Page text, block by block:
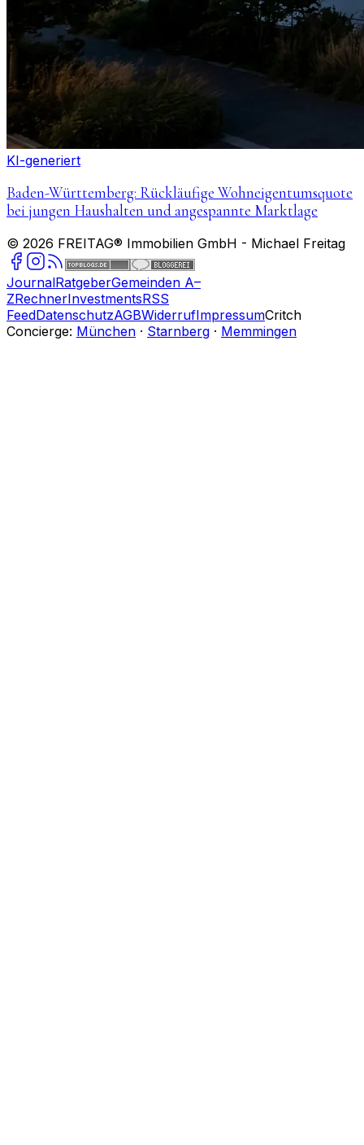
KI-generiert
Baden-Württemberg: Rückläufige Wohneigentumsquote
bei jungen Haushalten und angespannte Marktlage
© 2026 FREITAG® Immobilien GmbH - Michael Freitag
JournalRatgeberGemeinden A–
ZRechnerInvestmentsRSS
FeedDatenschutzAGBWiderrufImpressumCritch
Concierge: München · Starnberg · Memmingen